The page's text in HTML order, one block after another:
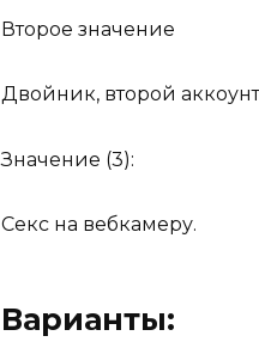
Второе значение
Двойник, второй
Значение (3):
Секс на вебкамеру.
Варианты: